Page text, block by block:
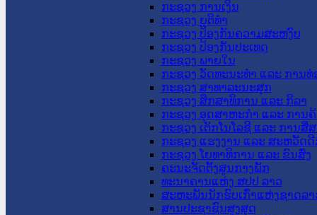
ກະຊວງ ການເງິນ
ກະຊວງ ຍຸຕິທໍາ
ກະຊວງ ປ້ອງກັນຄວາມສະຫງົບ
ກະຊວງ ປ້ອງກັນປະເທດ
ກະຊວງ ພາຍໃນ
ກະຊວງ ວັດທະນະທຳ ແລະ ການທ່
ກະຊວງ ສາທາລະນະສຸກ
ກະຊວງ ສຶກສາທິການ ແລະ ກິລາ
ກະຊວງ ອຸດສາຫະກຳ ແລະ ການຄ້
ກະຊວງ ເຕັກໂນໂລຊີ ແລະ ການສື່
ກະຊວງ ແຮງງານ ແລະ ສະຫວັດ
ກະຊວງ ໂຍທາທິການ ແລະ ຂົນສົ່ງ
ຄະນະຈັດຕັ້ງສູນກາງພັກ
ທະນາຄານແຫ່ງ ສປປ ລາວ
ສະຫະພັນນັກຮົບເກົ່າແຫ່ງຊາດລາ
ສານປະຊາຊົນສູງສຸດ